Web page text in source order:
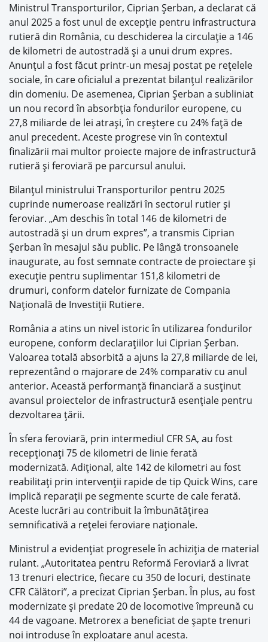
Ministrul Transporturilor, Ciprian Şerban, a declarat că
anul 2025 a fost unul de excepţie pentru infrastructura
rutieră din România, cu deschiderea la circulaţie a 146
de kilometri de autostradă şi a unui drum expres.
Anunţul a fost făcut printr-un mesaj postat pe reţelele
sociale, în care oficialul a prezentat bilanţul realizărilor
din domeniu. De asemenea, Ciprian Şerban a subliniat
un nou record în absorbţia fondurilor europene, cu
27,8 miliarde de lei atraşi, în creştere cu 24% faţă de
anul precedent. Aceste progrese vin în contextul
finalizării mai multor proiecte majore de infrastructură
rutieră şi feroviară pe parcursul anului.
Bilanţul ministrului Transporturilor pentru 2025
cuprinde numeroase realizări în sectorul rutier şi
feroviar. „Am deschis în total 146 de kilometri de
autostradă şi un drum expres”, a transmis Ciprian
Şerban în mesajul său public. Pe lângă tronsoanele
inaugurate, au fost semnate contracte de proiectare şi
execuţie pentru suplimentar 151,8 kilometri de
drumuri, conform datelor furnizate de Compania
Naţională de Investiţii Rutiere.
România a atins un nivel istoric în utilizarea fondurilor
europene, conform declaraţiilor lui Ciprian Şerban.
Valoarea totală absorbită a ajuns la 27,8 miliarde de lei,
reprezentând o majorare de 24% comparativ cu anul
anterior. Această performanţă financiară a susţinut
avansul proiectelor de infrastructură esenţiale pentru
dezvoltarea ţării.
În sfera feroviară, prin intermediul CFR SA, au fost
recepţionaţi 75 de kilometri de linie ferată
modernizată. Adiţional, alte 142 de kilometri au fost
reabilitaţi prin intervenţii rapide de tip Quick Wins, care
implică reparaţii pe segmente scurte de cale ferată.
Aceste lucrări au contribuit la îmbunătăţirea
semnificativă a reţelei feroviare naţionale.
Ministrul a evidenţiat progresele în achiziţia de material
rulant. „Autoritatea pentru Reformă Feroviară a livrat
13 trenuri electrice, fiecare cu 350 de locuri, destinate
CFR Călători”, a precizat Ciprian Şerban. În plus, au fost
modernizate şi predate 20 de locomotive împreună cu
44 de vagoane. Metrorex a beneficiat de şapte trenuri
noi introduse în exploatare anul acesta.